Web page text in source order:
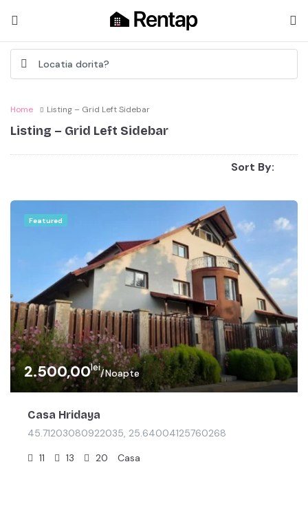
Home Listing – Grid Left Sidebar
Listing – Grid Left Sidebar
Sort By:
Featured
2.500,00lei/Noapte
Casa Hridaya
45.71203080922035, 25.64004125760268
11
13 20 Casa